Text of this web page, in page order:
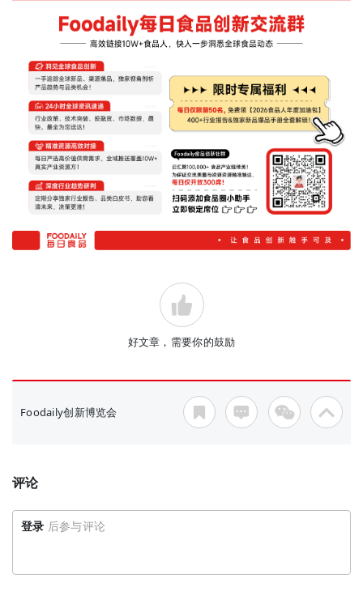
好文章，需要你的鼓励
Foodaily创新博览会
评论
登录 后参与评论